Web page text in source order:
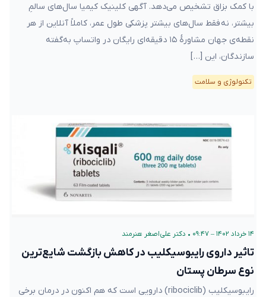
با کمک بزاق تشخیص می‌دهد. آگهی کلینیک کیمیا سال‌های سالمِ
بیشتر، نه فقط سال‌های بیشتر پزشکی طول عمر، کاملاً آنلاین از هر
نقطه‌ی جهان مشاورهٔ ۱۵ دقیقه‌ای رایگان در واتساپ به‌گفته
سازندگان، این […]
تکنولوژی و سلامت
۱۴ خرداد ۱۴۰۲ – ۰۹:۴۷ • دکتر علی‌اصغر هنرمند
تاثیر داروی رایبوسیکلیب در کاهش بازگشت شایع‌ترین
نوع سرطان پستان
رایبوسیکلیب (ribociclib) دارویی است که هم اکنون در درمان برخی